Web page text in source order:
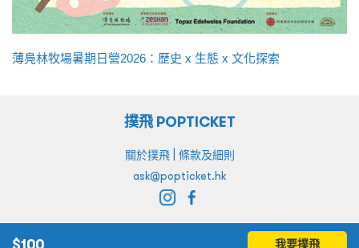
薄鳧林牧場暑期日營2026：歷史 x 生態 x 文化探索
我要撲飛
撲飛 POPTICKET
關於撲飛| 條款及細則
ask@popticket.hk